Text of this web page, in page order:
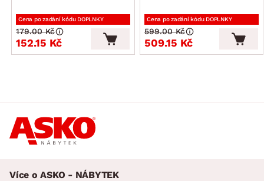
Cena po zadání kódu DOPLNKY
152.15 Kč
179.00 Kč
Cena po zadání kódu DOPLNKY
509.15 Kč
599.00 Kč
Více o ASKO - NÁBYTEK